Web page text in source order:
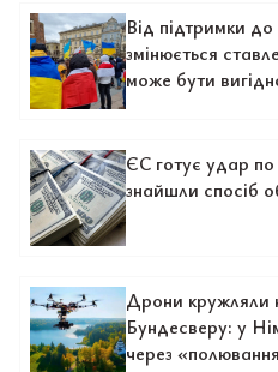
Від підтримки
змінюється
може бути
ЄС готує удар по
знайшли спосіб
Дрони кружляли
Бундесверу: у
через